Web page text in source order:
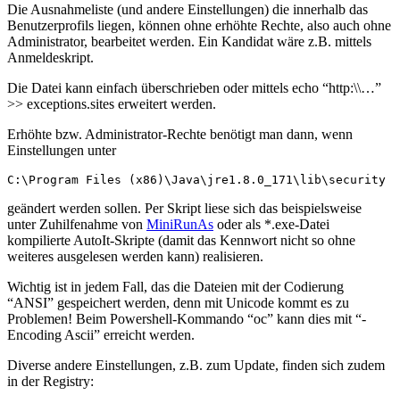
Die Ausnahmeliste (und andere Einstellungen) die innerhalb das
Benutzerprofils liegen, können ohne erhöhte Rechte, also auch ohne
Administrator, bearbeitet werden. Ein Kandidat wäre z.B. mittels
Anmeldeskript.
Die Datei kann einfach überschrieben oder mittels echo “http:\\…”
>> exceptions.sites erweitert werden.
Erhöhte bzw. Administrator-Rechte benötigt man dann, wenn
Einstellungen unter
C:\Program Files (x86)\Java\jre1.8.0_171\lib\security
geändert werden sollen. Per Skript liese sich das beispielsweise
unter Zuhilfenahme von MiniRunAs oder als *.exe-Datei
kompilierte AutoIt-Skripte (damit das Kennwort nicht so ohne
weiteres ausgelesen werden kann) realisieren.
Wichtig ist in jedem Fall, das die Dateien mit der Codierung
“ANSI” gespeichert werden, denn mit Unicode kommt es zu
Problemen! Beim Powershell-Kommando “oc” kann dies mit “-
Encoding Ascii” erreicht werden.
Diverse andere Einstellungen, z.B. zum Update, finden sich zudem
in der Registry: